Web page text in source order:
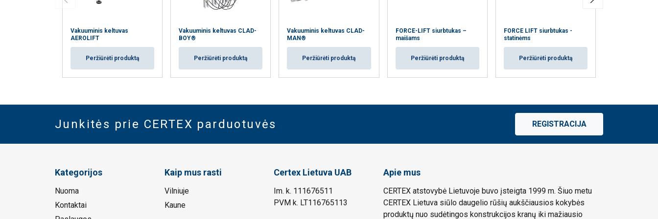
Vakuuminis keltuvas
AEROLIFT
Peržiūrėti produktą
Vakuuminis keltuvas CLAD-
BOY®
Peržiūrėti produktą
Vakuuminis keltuvas CLAD-
MAN®
Peržiūrėti produktą
FORCE-LIFT siurbtukas –
maišams
Peržiūrėti produktą
FORCE LIFT siurbtukas -
statinėms
Peržiūrėti produktą
Junkitės prie CERTEX parduotuvės REGISTRACIJA
Kategorijos
Nuoma
Kontaktai
Kaip mus rasti
Vilniuje
Kaune
Certex Lietuva UAB
Im. k. 111676511
PVM k. LT116765113
Apie mus
CERTEX atstovybė Lietuvoje buvo įsteigta 1999 m. Šiuo metu
CERTEX Lietuva siūlo daugelio rūšių aukščiausios kokybės
produktų nuo sudėtingos konstrukcijos kranų iki mažiausio